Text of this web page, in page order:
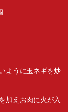
ように玉ネギを炒
加えお肉に火が入